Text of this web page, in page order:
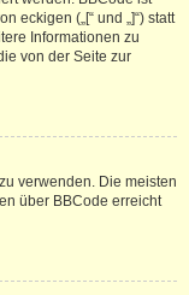
eckigen („[“ und „]“) statt
Informationen zu
von der Seite zur
verwenden. Die meisten
über BBCode erreicht